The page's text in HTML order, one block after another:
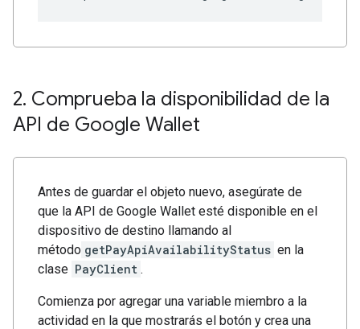
2. Comprueba la disponibilidad de la
API de Google Wallet
Antes de guardar el objeto nuevo, asegúrate de
que la API de Google Wallet esté disponible en el
dispositivo de destino llamando al
método getPayApiAvailabilityStatus en la
clase PayClient .
Comienza por agregar una variable miembro a la
actividad en la que mostrarás el botón y crea una